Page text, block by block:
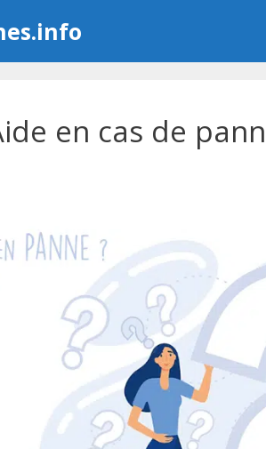
en cas de